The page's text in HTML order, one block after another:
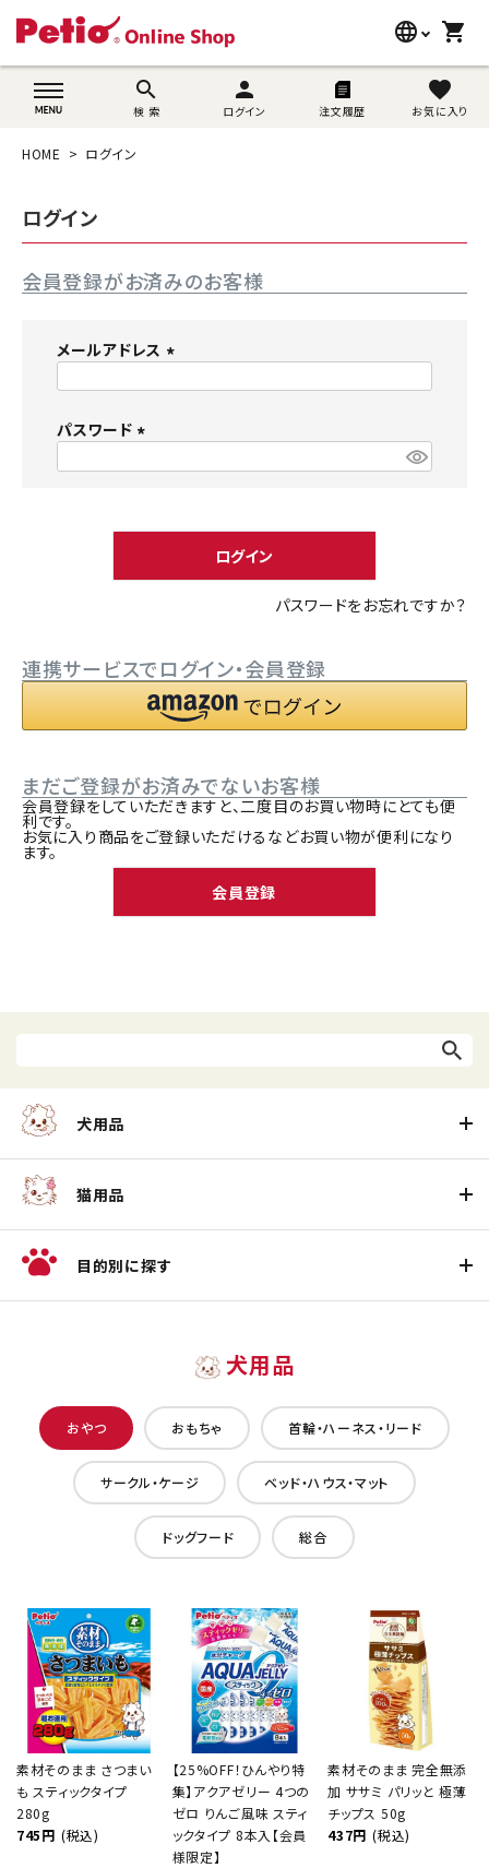
language
wovn-lang-name
shopping_cart
search
検 索
person
ログイン 注文履歴
favorite
お気に入り
search
うさぎ用品
ブランド別に探す
目的別に探す
SNS
ようこそ ゲスト 様
person 新規会員登録
HOME ログイン
ログイン
会員登録がお済みのお客様
メールアドレス
パスワード
)
ログイン
パスワードをお忘れですか？
連携サービスでログイン・会員登録
まだご登録がお済みでないお客様
会員登録をしていただきますと、二度目のお買い物時にとても便
利です。
お気に入り商品をご登録いただけるなどお買い物が便利になり
ます。
会員登録
犬用品
猫用品
目的別に探す
犬用品
おやつ おもちゃ 首輪・ハーネス・リード
サークル・ケージ ベッド・ハウス・マット
ドッグフード 総合
素材そのまま さつまい
も スティックタイプ
280g
745円 (税込)
【25%OFF！ひんやり特
集】アクアゼリー 4つの
ゼロ りんご風味 スティ
ックタイプ 8本入【会員
様限定】
素材そのまま 完全無添
加 ササミ パリッと 極薄
チップス 50g
437円 (税込)